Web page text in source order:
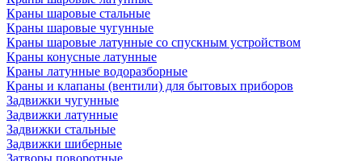
Краны шаровые стальные
Краны шаровые чугунные
Краны шаровые латунные со спускным устройством
Краны конусные латунные
Краны латунные водоразборные
Краны и клапаны (вентили) для бытовых приборов
Задвижки чугунные
Задвижки латунные
Задвижки стальные
Задвижки шиберные
Затворы поворотные